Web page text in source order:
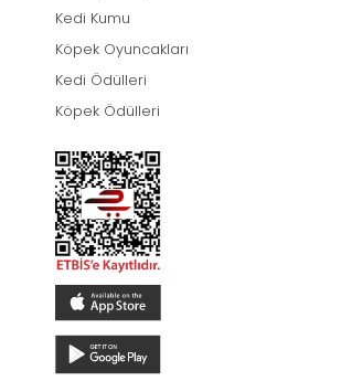
Kedi Kumu
Köpek Oyuncakları
Kedi Ödülleri
Köpek Ödülleri